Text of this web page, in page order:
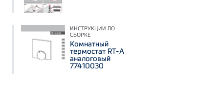
ИНСТРУКЦИИ ПО
СБОРКЕ
Комнатный
термостат RT-A
аналоговый
77410030